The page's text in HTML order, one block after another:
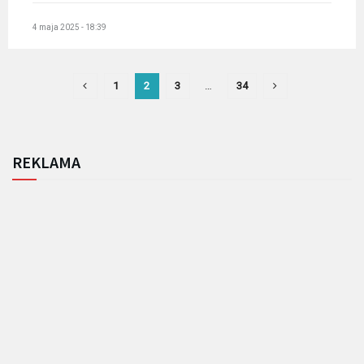
4 maja 2025 - 18:39
1 2 3 34
REKLAMA